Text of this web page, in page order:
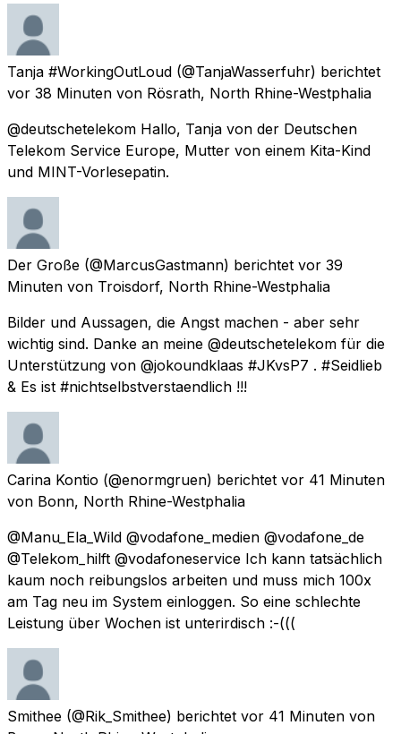
Tanja #WorkingOutLoud (@TanjaWasserfuhr) berichtet
vor 38 Minuten von Rösrath, North Rhine-Westphalia
@deutschetelekom Hallo, Tanja von der Deutschen
Telekom Service Europe, Mutter von einem Kita-Kind
und MINT-Vorlesepatin.
Der Große (@MarcusGastmann) berichtet vor 39
Minuten von Troisdorf, North Rhine-Westphalia
Bilder und Aussagen, die Angst machen - aber sehr
wichtig sind. Danke an meine @deutschetelekom für die
Unterstützung von @jokoundklaas #JKvsP7 . #Seidlieb
& Es ist #nichtselbstverstaendlich !!!
Carina Kontio (@enormgruen) berichtet vor 41 Minuten
von Bonn, North Rhine-Westphalia
@Manu_Ela_Wild @vodafone_medien @vodafone_de
@Telekom_hilft @vodafoneservice Ich kann tatsächlich
kaum noch reibungslos arbeiten und muss mich 100x
am Tag neu im System einloggen. So eine schlechte
Leistung über Wochen ist unterirdisch :-(((
Smithee (@Rik_Smithee) berichtet vor 41 Minuten von